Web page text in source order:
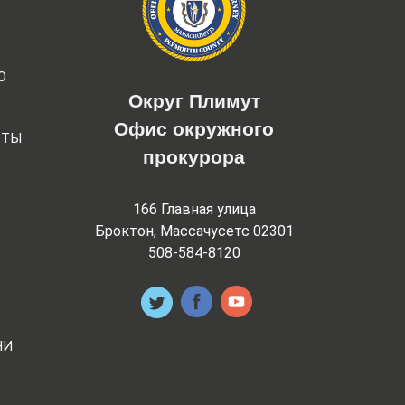
Округ Плимут
Офис окружного
прокурора
166 Главная улица
Броктон, Массачусетс 02301
508-584-8120